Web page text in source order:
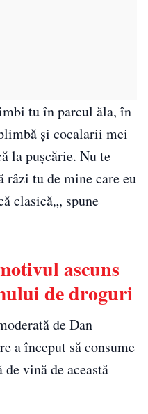
tu în parcul ăla, în
şi cocalarii mei
la puşcărie. Nu te
râzi tu de mine care eu
clasică„, spune
ascuns
de droguri
de Dan
a început să consume
vină de această